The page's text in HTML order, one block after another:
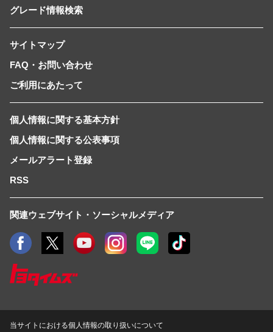
グレード情報検索
サイトマップ
FAQ・お問い合わせ
ご利用にあたって
個人情報に関する基本方針
個人情報に関する公表事項
メールアラート登録
RSS
関連ウェブサイト・ソーシャルメディア
当サイトにおける個人情報の取り扱いについて